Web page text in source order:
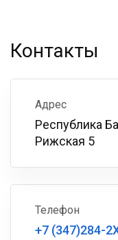
Контакты
Адрес
Республика
Рижская 5
Телефон
+7 (347)284-